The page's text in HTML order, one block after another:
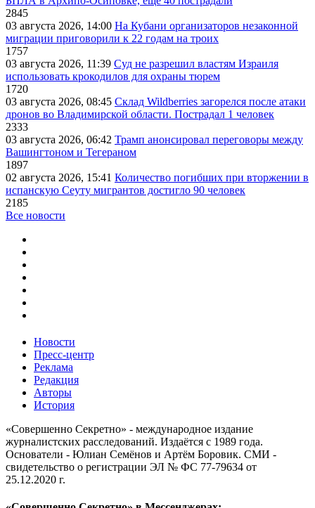
2845
03 августа 2026, 14:00 На Кубани организаторов незаконной
миграции приговорили к 22 годам на троих
1757
03 августа 2026, 11:39 Суд не разрешил властям Израиля
использовать крокодилов для охраны тюрем
1720
03 августа 2026, 08:45 Склад Wildberries загорелся после атаки
дронов во Владимирской области. Пострадал 1 человек
2333
03 августа 2026, 06:42 Трамп анонсировал переговоры между
Вашингтоном и Тегераном
1897
02 августа 2026, 15:41 Количество погибших при вторжении в
испанскую Сеуту мигрантов достигло 90 человек
2185
Все новости
Новости
Пресс-центр
Реклама
Редакция
Авторы
История
«Совершенно Секретно» - международное издание
журналистских расследований. Издаётся с 1989 года.
Основатели - Юлиан Семёнов и Артём Боровик. CМИ -
свидетельство о регистрации ЭЛ № ФС 77-79634 от
25.12.2020 г.